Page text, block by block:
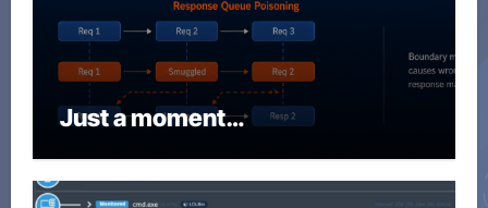
Just a moment…